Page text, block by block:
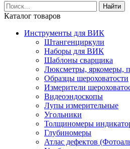
Найти
Каталог товаров
Инструменты для ВИК
Штангенциркули
Наборы для ВИК
Шаблоны сварщика
Люксметры, яркомеры,
Образцы шероховатости
Измерители
Видеоэндоскопы
Лупы измерительные
Угольники
Толщиномеры
Глубиномеры
Атлас дефектов